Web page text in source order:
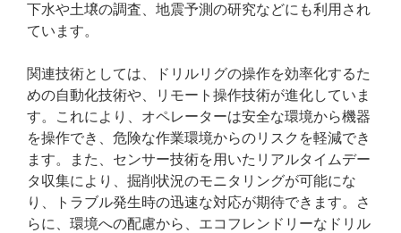
下水や土壌の調査、地震予測の研究などにも利用され
ています。
関連技術としては、ドリルリグの操作を効率化するた
めの自動化技術や、リモート操作技術が進化していま
す。これにより、オペレーターは安全な環境から機器
を操作でき、危険な作業環境からのリスクを軽減でき
ます。また、センサー技術を用いたリアルタイムデー
タ収集により、掘削状況のモニタリングが可能にな
り、トラブル発生時の迅速な対応が期待できます。さ
らに、環境への配慮から、エコフレンドリーなドリル